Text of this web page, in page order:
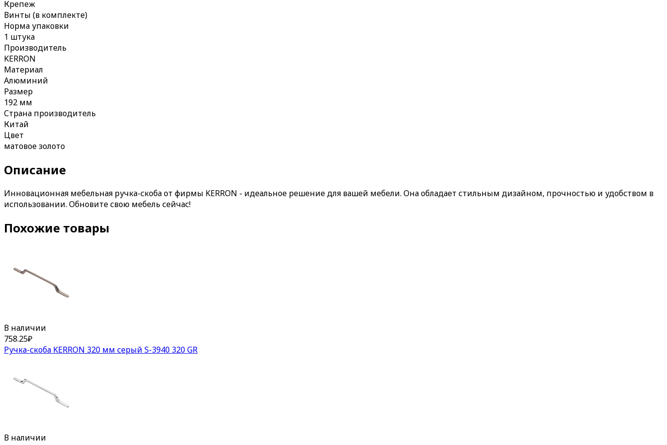
Крепеж
Винты (в комплекте)
Норма упаковки
1 штука
Производитель
KERRON
Материал
Алюминий
Размер
192 мм
Страна производитель
Китай
Цвет
матовое золото
Описание
Инновационная мебельная ручка-скоба от фирмы KERRON - идеальное решение для вашей мебели. Она обладает стильным дизайном, прочностью и удобством в
использовании. Обновите свою мебель сейчас!
Похожие товары
В наличии
758.25₽
Ручка-скоба KERRON 320 мм серый S-3940 320 GR
В наличии